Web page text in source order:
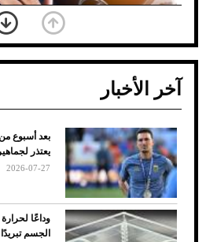
ضعف تبريد مكيف السيارة
الأسباب والحلول
آخر الأخبار
بعد أسبوع
يعتذر
2026-07-27
وداعًا لحرارة
الجسم